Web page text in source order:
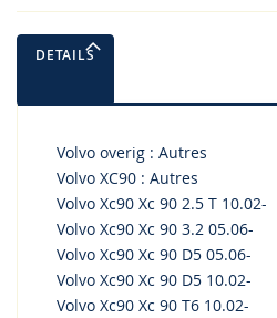
DETAILS
Volvo overig : Autres
Volvo XC90 : Autres
Volvo Xc90 Xc 90 2.5 T 10.02-
Volvo Xc90 Xc 90 3.2 05.06-
Volvo Xc90 Xc 90 D5 05.06-
Volvo Xc90 Xc 90 D5 10.02-
Volvo Xc90 Xc 90 T6 10.02-